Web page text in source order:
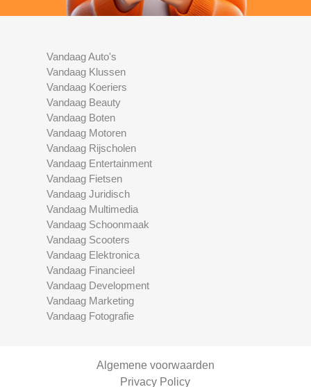
Vandaag Auto's
Vandaag Klussen
Vandaag Koeriers
Vandaag Beauty
Vandaag Boten
Vandaag Motoren
Vandaag Rijscholen
Vandaag Entertainment
Vandaag Fietsen
Vandaag Juridisch
Vandaag Multimedia
Vandaag Schoonmaak
Vandaag Scooters
Vandaag Elektronica
Vandaag Financieel
Vandaag Development
Vandaag Marketing
Vandaag Fotografie
Algemene voorwaarden
Privacy Policy